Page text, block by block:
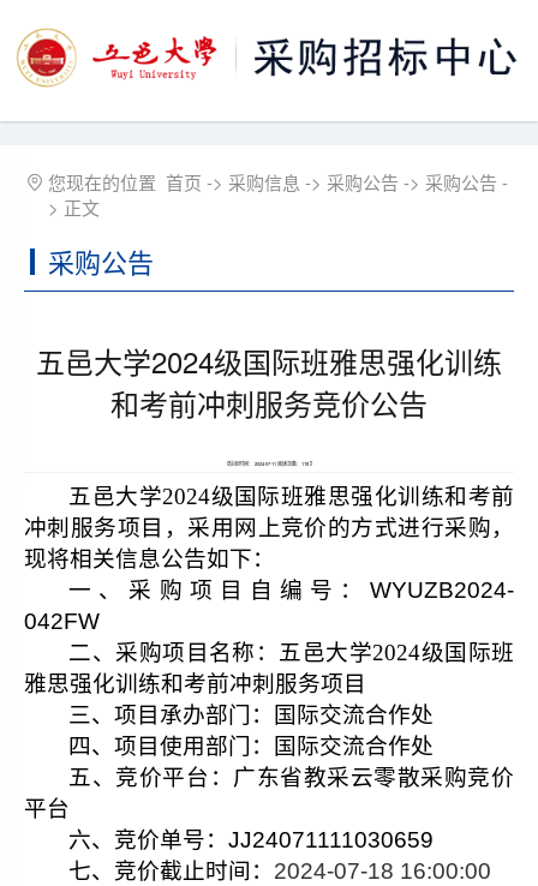
采购公告
您现在的位置 首页 -> 采购信息 -> 采购公告 -> 采购公告 -
> 正文
五邑大学2024级国际班雅思强化训练
和考前冲刺服务竞价公告
【信息时间： 2024-07-11 阅读次数： 118】
五邑大学2024级国际班雅思强化训练和考前
冲刺服务项目， 采用网上竞价的方式进行采购，
现将相关信息公告如下：
一、 采购 项目自编号：WYUZB2024-
042FW
二、 采购项目名称： 五邑大学2024级国际班
雅思强化训练和考前冲刺服务项目
三、项目承办部门：国际交流合作处
四、项目使用部门：
国际交流合作处
五、 竞价平台： 广东省教采云零散采购竞价
平台
六、 竞价单号：JJ24071111030659
七、竞价截止时间： 2024-07-18 16:00:00